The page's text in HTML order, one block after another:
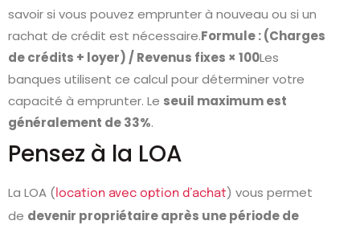
savoir si vous pouvez emprunter à nouveau ou si un
rachat de crédit est nécessaire.Formule : (Charges
de crédits + loyer) / Revenus fixes × 100Les
banques utilisent ce calcul pour déterminer votre
capacité à emprunter. Le seuil maximum est
généralement de 33%.
Pensez à la LOA
La LOA ( location avec option d’achat) vous permet
de devenir propriétaire après une période de